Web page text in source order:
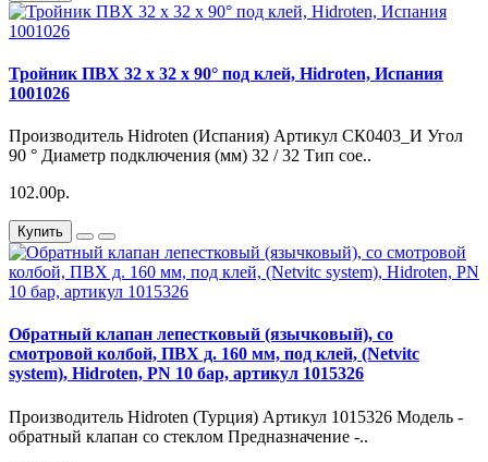
Тройник ПВХ 32 х 32 х 90° под клей, Hidroten, Испания
1001026
Производитель Hidroten (Испания) Артикул СК0403_И Угол
90 ° Диаметр подключения (мм) 32 / 32 Тип сое..
102.00р.
Купить
Обратный клапан лепестковый (язычковый), со
смотровой колбой, ПВХ д. 160 мм, под клей, (Netvitc
system), Hidroten, PN 10 бар, артикул 1015326
Производитель Hidroten (Турция) Артикул 1015326 Модель -
обратный клапан со стеклом Предназначение -..